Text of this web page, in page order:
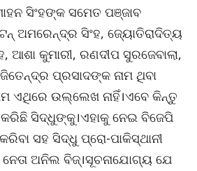
ସିଂହଙ୍କ ସମେତ ପଞ୍ଜାବ
ଅମରେନ୍ଦ୍ର ସିଂହ, ଜ୍ୟୋତିରାଦିତ୍ୟ
କୁମାରୀ, ରଣଦୀପ ସୁରଜେବାଲା,
ପ୍ରସାଦଙ୍କ ନାମ ଥିବା
ଏଥିରେ ଉଲ୍ଲେଖ ନାହିଁ।ଏବେ କିନ୍ତୁ
ସିଦ୍ଧୁଙ୍କୁ।ଏହାକୁ ନେଇ ବିଜେପି
ସହ ସିଦ୍ଧୁ ପ୍ରୋ-ପାକିସ୍ଥାନୀ
ଅନିଲ ବିଜ୍।ସୂଚନାଯୋଗ୍ୟ ଯେ